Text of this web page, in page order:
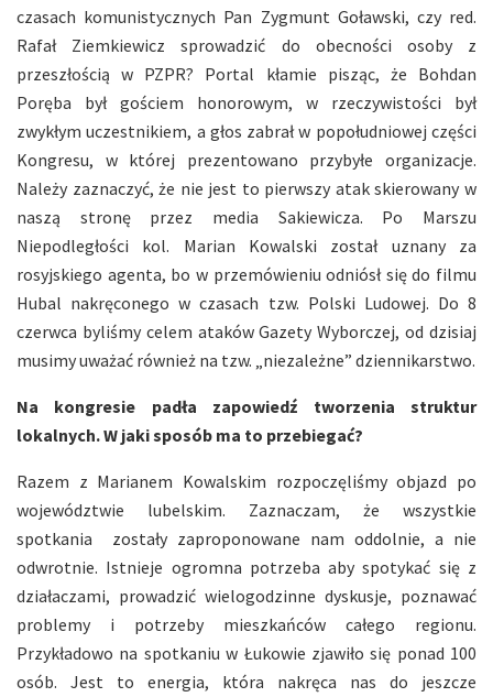
czasach komunistycznych Pan Zygmunt Goławski, czy red.
Rafał Ziemkiewicz sprowadzić do obecności osoby z
przeszłością w PZPR? Portal kłamie pisząc, że Bohdan
Poręba był gościem honorowym, w rzeczywistości był
zwykłym uczestnikiem, a głos zabrał w popołudniowej części
Kongresu, w której prezentowano przybyłe organizacje.
Należy zaznaczyć, że nie jest to pierwszy atak skierowany w
naszą stronę przez media Sakiewicza. Po Marszu
Niepodległości kol. Marian Kowalski został uznany za
rosyjskiego agenta, bo w przemówieniu odniósł się do filmu
Hubal nakręconego w czasach tzw. Polski Ludowej. Do 8
czerwca byliśmy celem ataków Gazety Wyborczej, od dzisiaj
musimy uważać również na tzw. „niezależne” dziennikarstwo.
Na kongresie padła zapowiedź tworzenia struktur
lokalnych. W jaki sposób ma to przebiegać?
Razem z Marianem Kowalskim rozpoczęliśmy objazd po
województwie lubelskim. Zaznaczam, że wszystkie
spotkania zostały zaproponowane nam oddolnie, a nie
odwrotnie. Istnieje ogromna potrzeba aby spotykać się z
działaczami, prowadzić wielogodzinne dyskusje, poznawać
problemy i potrzeby mieszkańców całego regionu.
Przykładowo na spotkaniu w Łukowie zjawiło się ponad 100
osób. Jest to energia, która nakręca nas do jeszcze